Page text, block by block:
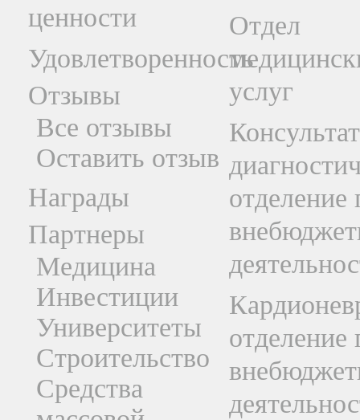
ценности
Удовлетворенность
Отзывы
Все отзывы
Оставить отзыв
Награды
Партнеры
Медицина
Инвестиции
Университеты
Строительство
Средства
Отдел
услуг
отделение
отделение